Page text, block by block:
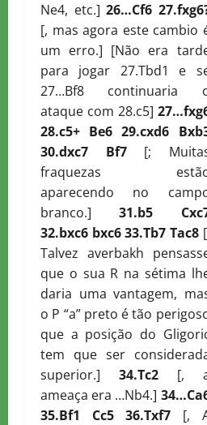
Ne4, etc.]26…Cf6
[, mas agora este cambio
um erro.] [Não era
para jogar 27.Tbd1 e
27…Bf8 continuaria
ataque com 28.c5]
28.c5+ Be6 29.cxd6 B
30.dxc7 Bf7 [;
fraquezas
aparecendo no
branco.]31.b5 C
32.bxc6 bxc6 33.Tb7 Tac8
Talvez averbakh
que o sua R na sétima
daria uma vantagem,
o P “a” preto é tão
que a posição do
tem que ser
superior.] 34.Tc2 [,
ameaça era …Nb4.] 34…C
35.Bf1 Cc5 36.Txf7 [,